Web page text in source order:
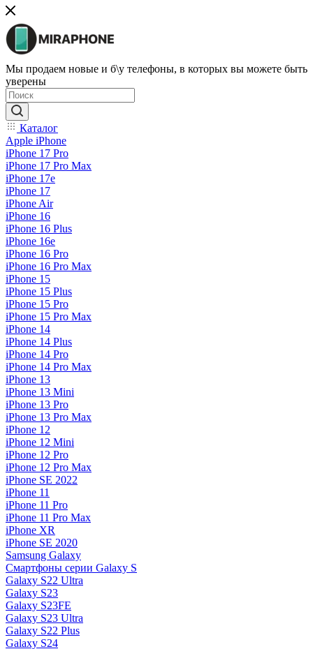
Мы продаем новые и б\у телефоны, в которых вы можете быть
уверены
Каталог
Apple iPhone
iPhone 17 Pro
iPhone 17 Pro Max
iPhone 17e
iPhone 17
iPhone Air
iPhone 16
iPhone 16 Plus
iPhone 16e
iPhone 16 Pro
iPhone 16 Pro Max
iPhone 15
iPhone 15 Plus
iPhone 15 Pro
iPhone 15 Pro Max
iPhone 14
iPhone 14 Plus
iPhone 14 Pro
iPhone 14 Pro Max
iPhone 13
iPhone 13 Mini
iPhone 13 Pro
iPhone 13 Pro Max
iPhone 12
iPhone 12 Mini
iPhone 12 Pro
iPhone 12 Pro Max
iPhone SE 2022
iPhone 11
iPhone 11 Pro
iPhone 11 Pro Max
iPhone XR
iPhone SE 2020
Samsung Galaxy
Смартфоны серии Galaxy S
Galaxy S22 Ultra
Galaxy S23
Galaxy S23FE
Galaxy S23 Ultra
Galaxy S22 Plus
Galaxy S24